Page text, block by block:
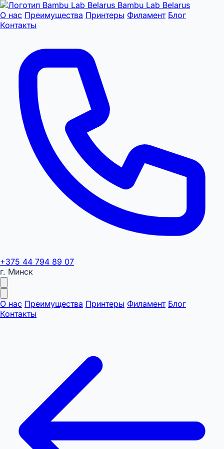
Bambu Lab Belarus
О нас Преимущества Принтеры Филамент Блог
Контакты
+375 44 794 89 07
г. Минск
О нас Преимущества Принтеры Филамент Блог
Контакты